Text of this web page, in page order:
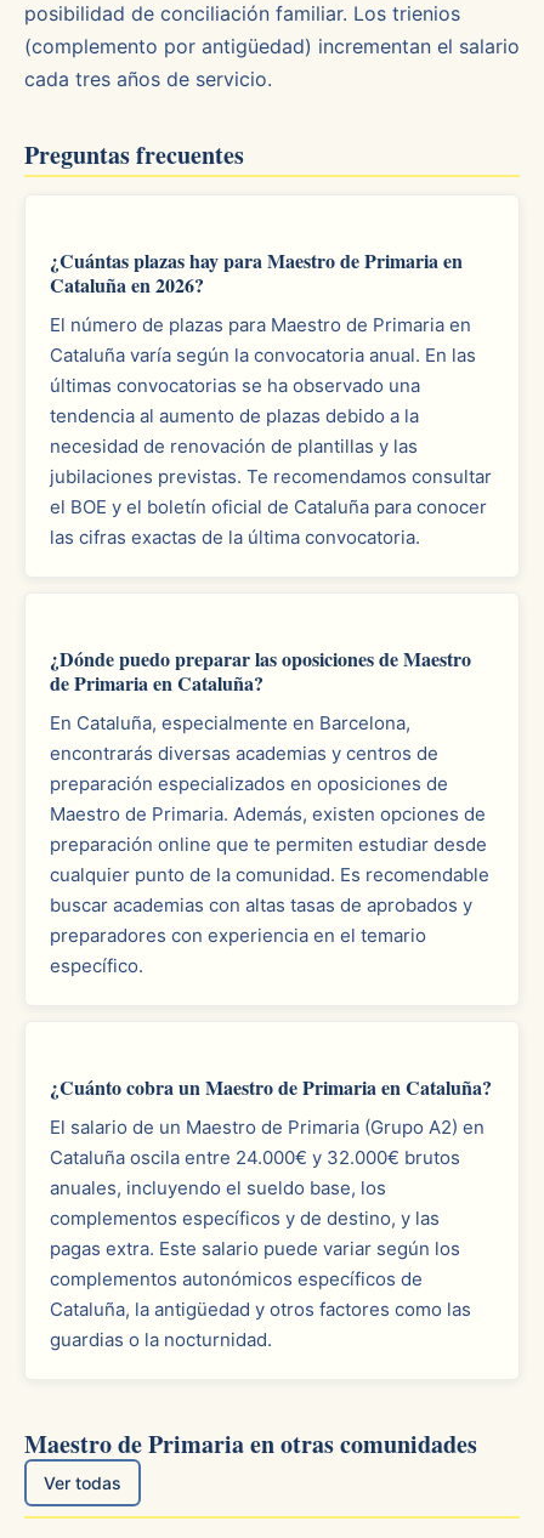
posibilidad de conciliación familiar. Los trienios
(complemento por antigüedad) incrementan el salario
cada tres años de servicio.
Preguntas frecuentes
¿Cuántas plazas hay para Maestro de Primaria en
Cataluña en 2026?
El número de plazas para Maestro de Primaria en
Cataluña varía según la convocatoria anual. En las
últimas convocatorias se ha observado una
tendencia al aumento de plazas debido a la
necesidad de renovación de plantillas y las
jubilaciones previstas. Te recomendamos consultar
el BOE y el boletín oficial de Cataluña para conocer
las cifras exactas de la última convocatoria.
¿Dónde puedo preparar las oposiciones de Maestro
de Primaria en Cataluña?
En Cataluña, especialmente en Barcelona,
encontrarás diversas academias y centros de
preparación especializados en oposiciones de
Maestro de Primaria. Además, existen opciones de
preparación online que te permiten estudiar desde
cualquier punto de la comunidad. Es recomendable
buscar academias con altas tasas de aprobados y
preparadores con experiencia en el temario
específico.
¿Cuánto cobra un Maestro de Primaria en Cataluña?
El salario de un Maestro de Primaria (Grupo A2) en
Cataluña oscila entre 24.000€ y 32.000€ brutos
anuales, incluyendo el sueldo base, los
complementos específicos y de destino, y las
pagas extra. Este salario puede variar según los
complementos autonómicos específicos de
Cataluña, la antigüedad y otros factores como las
guardias o la nocturnidad.
Maestro de Primaria en otras comunidades
Ver todas